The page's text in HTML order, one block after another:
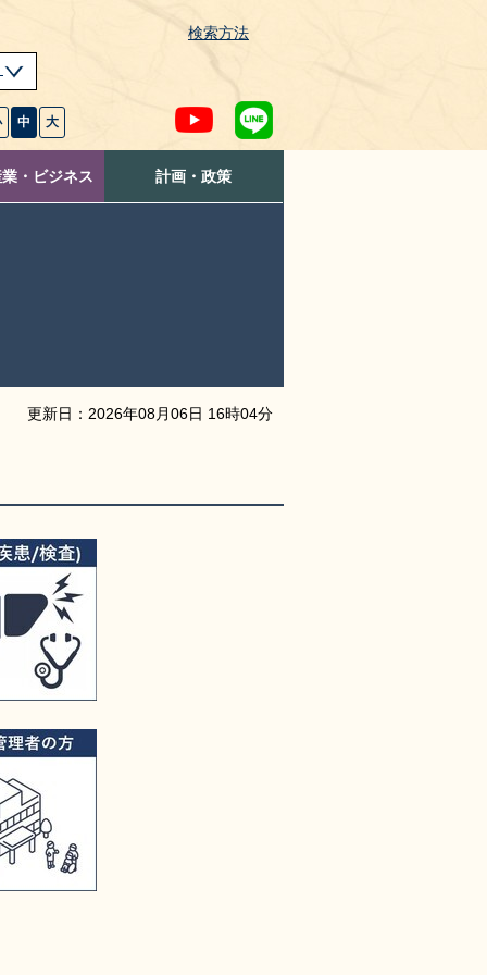
検索方法
中 大
・ビジネス 計画・政策
更新日： 2026年08月06日 16時04分